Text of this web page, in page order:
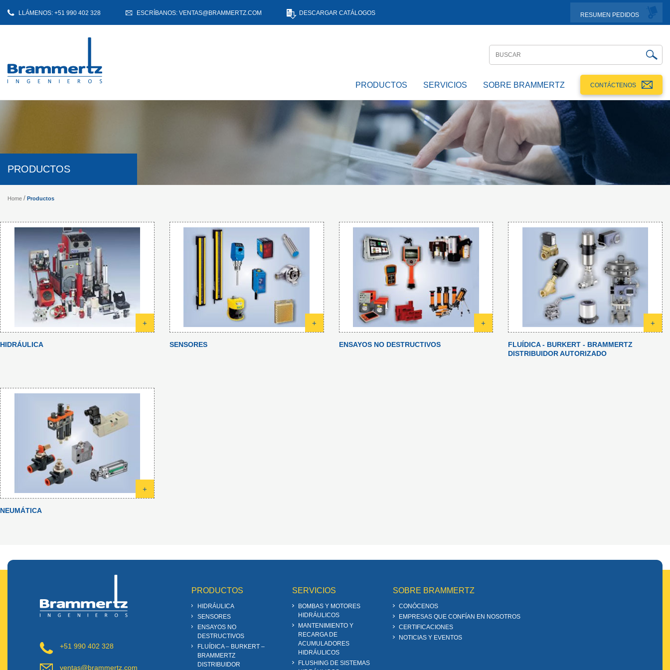
LLÁMENOS: +51 990 402 328 ESCRÍBANOS: VENTAS@BRAMMERTZ.COM DESCARGAR CATÁLOGOS RESUMEN PEDIDOS
PRODUCTOS SERVICIOS SOBRE BRAMMERTZ CONTÁCTENOS
PRODUCTOS
Home Productos
+
HIDRÁULICA
+
SENSORES
+
ENSAYOS NO DESTRUCTIVOS
+
FLUÍDICA - BURKERT - BRAMMERTZ
DISTRIBUIDOR AUTORIZADO
+
NEUMÁTICA
+51 990 402 328
ventas@brammertz.com
PRODUCTOS
HIDRÁULICA
SENSORES
ENSAYOS NO
DESTRUCTIVOS
FLUÍDICA – BURKERT –
BRAMMERTZ
DISTRIBUIDOR
SERVICIOS
BOMBAS Y MOTORES
HIDRÁULICOS
MANTENIMIENTO Y
RECARGA DE
ACUMULADORES
HIDRÁULICOS
FLUSHING DE SISTEMAS
SOBRE BRAMMERTZ
CONÓCENOS
EMPRESAS QUE CONFÍAN EN NOSOTROS
CERTIFICACIONES
NOTICIAS Y EVENTOS